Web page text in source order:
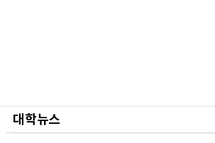
대학뉴스